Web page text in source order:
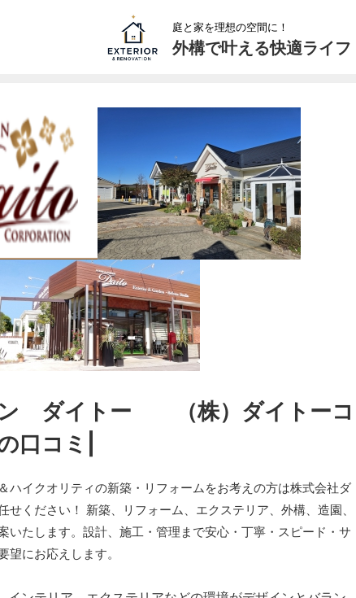
庭と家を理想の空間に！
外構で叶える快適ライフ
ン ダイトー （株）ダイトーコ
口コミ|
ハイクオリティの新築・リフォームをお考えの方は株式会社ダ
せください！ 新築、リフォーム、エクステリア、外構、造園、
いたします。設計、施工・管理まで安心・丁寧・スピード・サ
望にお応えします。